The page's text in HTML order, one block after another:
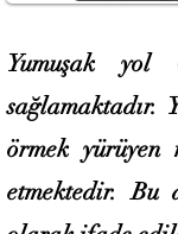
Yumuşak yol
sağlamaktadır.
örmek yürüyen
etmektedir. Bu